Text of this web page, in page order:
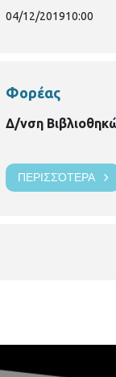
04/12/201910:00
Φορέας
Δ/νση
ΠΕΡΙΣΣΌΤΕΡΑ